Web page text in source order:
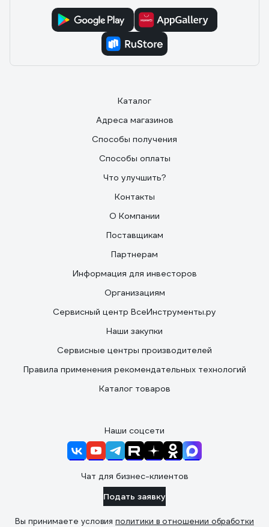
Каталог
Адреса магазинов
Способы получения
Способы оплаты
Что улучшить?
Контакты
О Компании
Поставщикам
Партнерам
Информация для инвесторов
Организациям
Сервисный центр ВсеИнструменты.ру
Наши закупки
Сервисные центры производителей
Правила применения рекомендательных технологий
Каталог товаров
Наши соцсети
Чат для бизнес-клиентов
Подать заявку
Вы принимаете условия политики в отношении обработки